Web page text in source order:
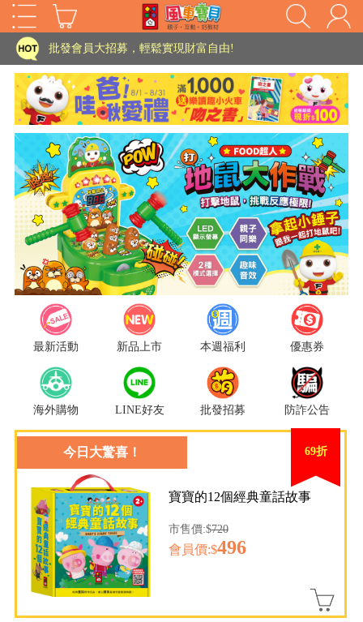
HOT
家長樂了!「風車書版集團暨FOOD超人企業總部」目前正興建中!
批發會員大招募，輕鬆實現財富自由!
如需更改或重開發票 需在訂單成立三天內通知客服 寄回發票需附上回郵郵票
老師您好!!幼教會員火熱招募中~
海外購物免煩惱！點我查看『海外購物流程說明』
家長樂了!「風車書版集團暨FOOD超人企業總部」目前正興建中!
批發會員大招募，輕鬆實現財富自由!
如需更改或重開發票 需在訂單成立三天內通知客服 寄回發票需附上回郵郵票
老師您好!!幼教會員火熱招募中~
海外購物免煩惱！點我查看『海外購物流程說明』
最新活動 新品上市 本週福利 優惠券
海外購物 LINE好友 批發招募 防詐公告
今日大驚喜！ 69折
寶寶的12個經典童話故事
市售價:$720
會員價:$496